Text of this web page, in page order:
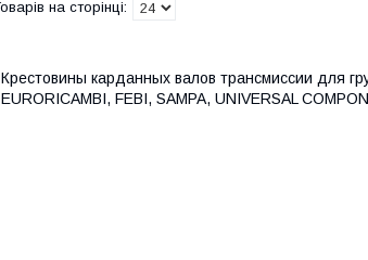
Крестовины карданных валов трансмиссии для
EURORICAMBI, FEBI, SAMPA, UNIVERSAL